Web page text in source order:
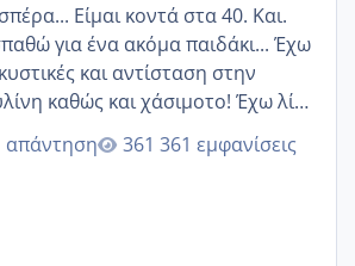
Είμαι κοντά στα 40. Και.
για ένα ακόμα παιδάκι... Έχω
και αντίσταση στην
καθώς και χάσιμοτο! Έχω λίγα
παραπάνω και όσο κ αν προσπαθώ
Προσπαθώ για ακόμη
απάντηση 361 εμφανίσεις